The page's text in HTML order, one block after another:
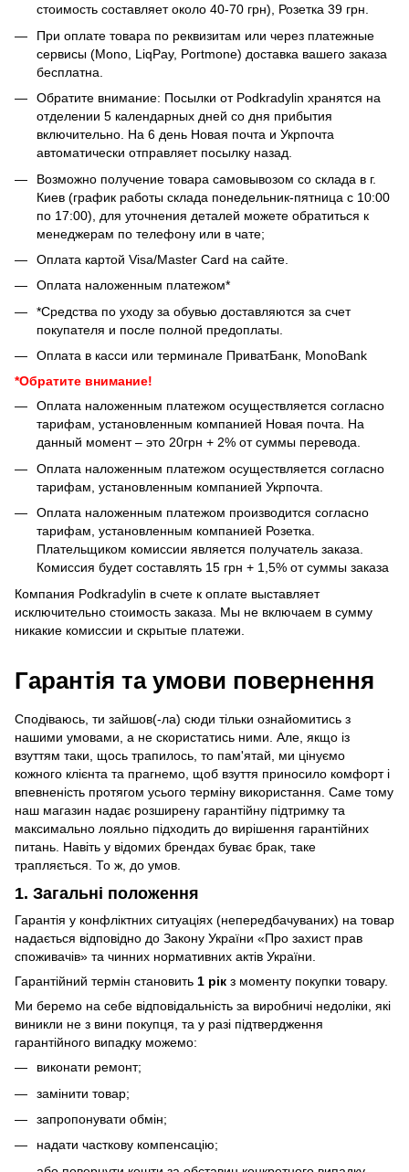
стоимость составляет около 40-70 грн), Розетка 39 грн.
При оплате товара по реквизитам или через платежные
сервисы (Mono, LiqPay, Portmone) доставка вашего заказа
бесплатна.
Обратите внимание: Посылки от Podkradylin хранятся на
отделении 5 календарных дней со дня прибытия
включительно. На 6 день Новая почта и Укрпочта
автоматически отправляет посылку назад.
Возможно получение товара самовывозом со склада в г.
Киев (график работы склада понедельник-пятница с 10:00
по 17:00), для уточнения деталей можете обратиться к
менеджерам по телефону или в чате;
Оплата картой Visa/Master Card на сайте.
Оплата наложенным платежом*
*Средства по уходу за обувью доставляются за счет
покупателя и после полной предоплаты.
Оплата в касси или терминале ПриватБанк, MonoBank
*Обратите внимание!
Оплата наложенным платежом осуществляется согласно
тарифам, установленным компанией Новая почта. На
данный момент – это 20грн + 2% от суммы перевода.
Оплата наложенным платежом осуществляется согласно
тарифам, установленным компанией Укрпочта.
Оплата наложенным платежом производится согласно
тарифам, установленным компанией Розетка.
Плательщиком комиссии является получатель заказа.
Комиссия будет составлять 15 грн + 1,5% от суммы заказа
Компания Podkradylin в счете к оплате выставляет
исключительно стоимость заказа. Мы не включаем в сумму
никакие комиссии и скрытые платежи.
Гарантія та умови повернення
Сподіваюсь, ти зайшов(-ла) сюди тільки ознайомитись з
нашими умовами, а не скористатись ними. Але, якщо із
взуттям таки, щось трапилось, то пам'ятай, ми цінуємо
кожного клієнта та прагнемо, щоб взуття приносило комфорт і
впевненість протягом усього терміну використання. Саме тому
наш магазин надає розширену гарантійну підтримку та
максимально лояльно підходить до вирішення гарантійних
питань. Навіть у відомих брендах буває брак, таке
трапляється. То ж, до умов.
1. Загальні положення
Гарантія у конфліктних ситуаціях (непередбачуваних) на товар
надається відповідно до Закону України «Про захист прав
споживачів» та чинних нормативних актів України.
Гарантійний термін становить 1 рік з моменту покупки товару.
Ми беремо на себе відповідальність за виробничі недоліки, які
виникли не з вини покупця, та у разі підтвердження
гарантійного випадку можемо:
виконати ремонт;
замінити товар;
запропонувати обмін;
надати часткову компенсацію;